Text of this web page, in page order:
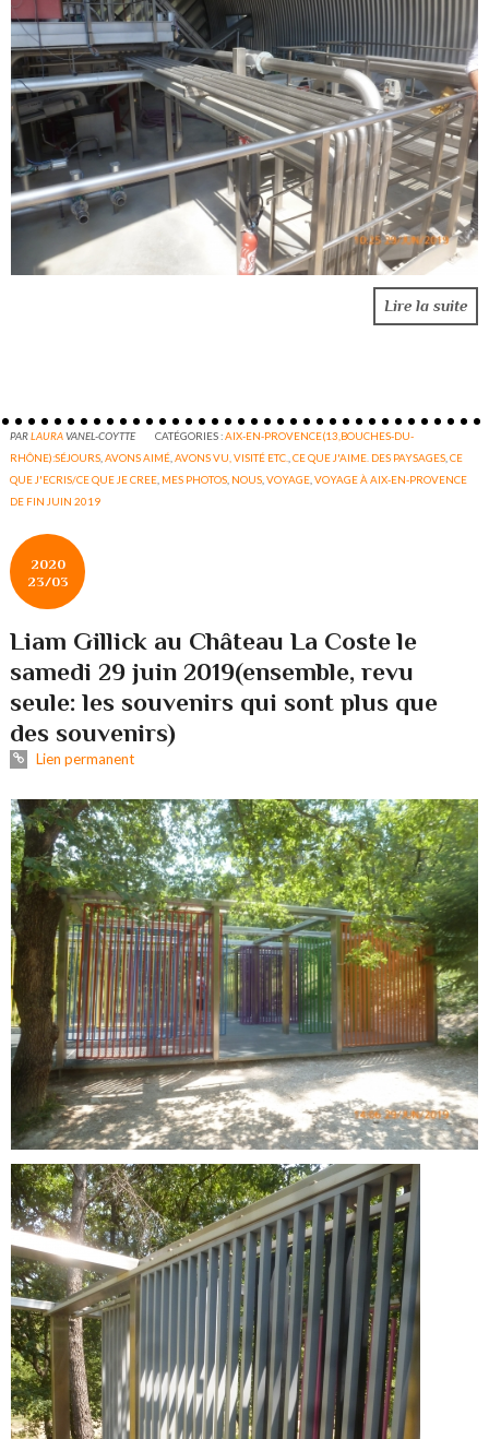
Lire la suite
PARLAURAVANEL-COYTTE CATÉGORIES :AIX-EN-PROVENCE(13,BOUCHES-DU-
RHÔNE):SÉJOURS ,AVONS AIMÉ ,AVONS VU, VISITÉ ETC. ,CE QUE J'AIME. DES PAYSAGES ,CE
QUE J'ECRIS/CE QUE JE CREE MES PHOTOS NOUS ,VOYAGE ,VOYAGE À AIX-EN-PROVENCE
DE FIN JUIN 2019
2020
23/03
Liam Gillick au Château La Coste le
samedi 29 juin 2019(ensemble, revu
seule: les souvenirs qui sont plus que
des souvenirs)
Lien permanent